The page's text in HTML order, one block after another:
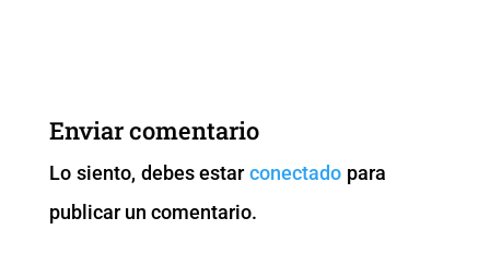
b
o
o
k
A
p
p k
er
Enviar comentario
Lo siento, debes estarconectado para
publicar un comentario.